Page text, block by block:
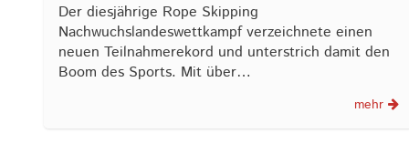
Der diesjährige Rope Skipping
Nachwuchslandeswettkampf verzeichnete einen
neuen Teilnahmerekord und unterstrich damit den
Boom des Sports. Mit über…
mehr